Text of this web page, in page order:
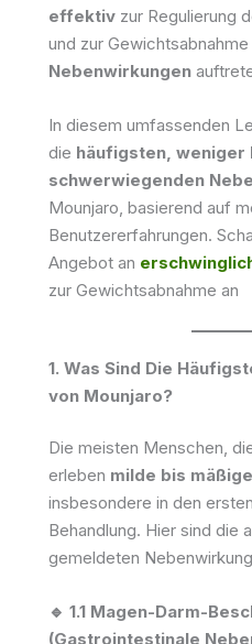
effektiv zur Regulierung
und zur
Nebenwirkungen
In diesem umfassenden
die häufigsten, weniger
schwerwiegenden
Mounjaro, basierend auf
Benutzererfahrungen.
Angebot an
zur Gewichtsabnahme an
1. Was Sind Die
von Mounjaro?
Die meisten Menschen,
erleben milde bis
insbesondere in den
Behandlung. Hier sind die
gemeldeten
🔹 1.1 Magen-Darm-
(Gastrointestinale